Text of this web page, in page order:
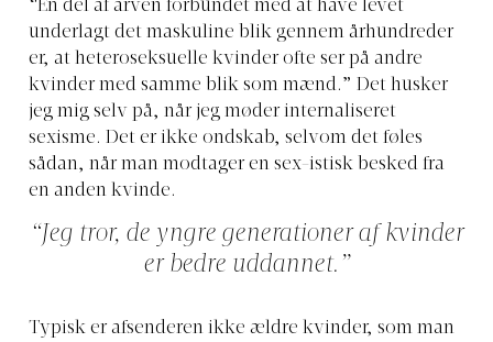
“En del af arven forbundet med at have levet
underlagt det maskuline blik gennem århundreder
er, at heteroseksuelle kvinder ofte ser på andre
kvinder med samme blik som mænd.” Det husker
jeg mig selv på, når jeg møder internaliseret
sexisme. Det er ikke ondskab, selvom det føles
sådan, når man modtager en sex-istisk besked fra
en anden kvinde.
“Jeg tror, de yngre generationer af kvinder
er bedre uddannet.”
Typisk er afsenderen ikke ældre kvinder, som man